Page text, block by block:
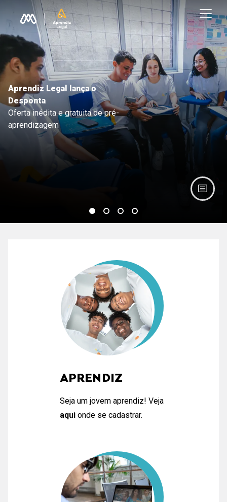
Aprendiz Legal lança o
Desponta
Oferta inédita e gratuita de pré-
aprendizagem
APRENDIZ
Seja um jovem aprendiz! Veja
aquionde se cadastrar.